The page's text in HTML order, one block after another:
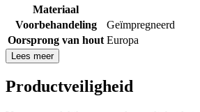
Materiaal
Voorbehandeling
Geïmpregneerd
Oorsprong van hout Europa
Lees meer
Productveiligheid